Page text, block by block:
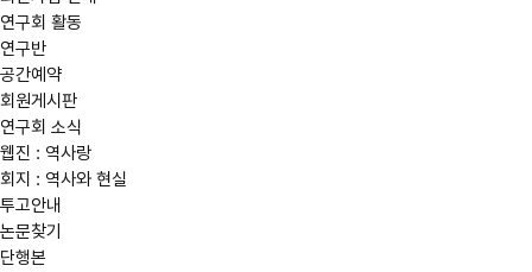
연구회 활동
연구반
공간예약
회원게시판
연구회 소식
웹진 : 역사랑
회지 : 역사와 현실
투고안내
논문찾기
단행본